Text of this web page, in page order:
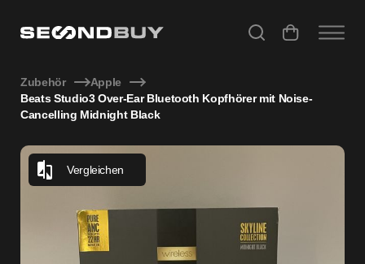
Zubehör
Apple
Beats Studio3 Over-Ear Bluetooth Kopfhörer mit Noise-
Cancelling Midnight Black
Vergleichen